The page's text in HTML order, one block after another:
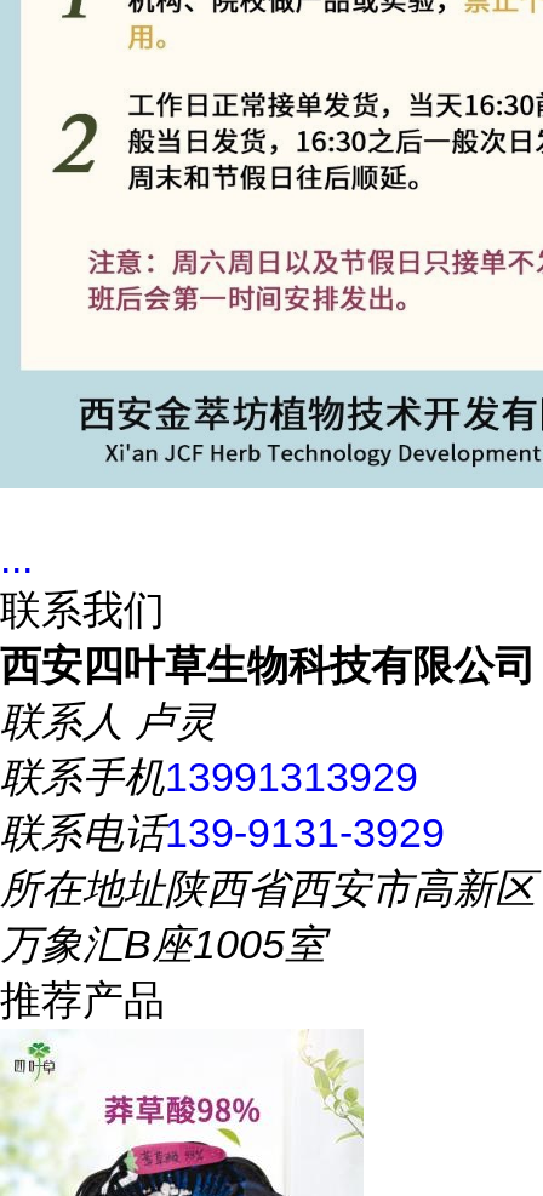
...
联系我们
西安四叶草生物科技有限公司
联系人 卢灵
联系手机13991313929
联系电话139-9131-3929
所在地址陕西省西安市高新区
万象汇B座1005室
推荐产品